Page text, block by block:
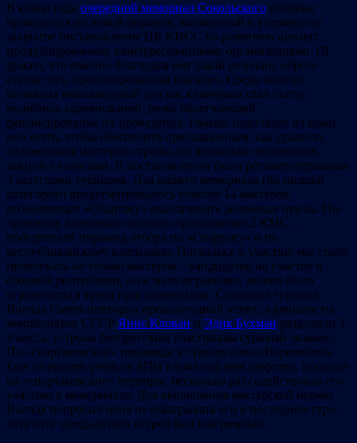
В конце года очередной мемориал Сокольского впервые
проводился по новой формуле, заложенной в упомянутое
закрытое постановление ЦК КПСС по развитию шахмат,
продублированное заинтересованными организациями. (Я
думаю, что именно благодаря ему такой резонанс обрела
статья трех, процитированная вначале). Среди многих
полезных нововведений для нас ключевым стал статус
подобных соревнований, резко облегчающий
финансирование их проведения. Раньше надо было из кожи
вон лезть, чтобы обеспечить приглашенным, как правило,
сильнейшим мастерам страны, по несколько оплаченных
лекций с сеансами. В постановлении были регламентированы
3 категории турниров. Для нашего мемориала (по низшей
категории) предусматривалось участие 14 мастеров,
позволяющее «Спартаку» выплачивать денежные призы. По-
прежнему ключевым осталось приглашение 2 КМС –
победителей пирамид отбора по «Спартаку» и по
республиканскому календарю. Поскольку к участию мы стали
привлекать не только мастеров – кандидатов на участие в
сборной республики, но и мало играющих, можно было
ограничиться тремя приглашенными. Старожил турнира
Володя Савон повторил прошлогодний успех, а финалисты
чемпионатов СССР Янис Клован и Эдик Бухман разделили 3-
4 места, устроив белорусским участникам суровый экзамен.
По «спартаковской» пирамиде в турнир попал Веремейчик.
Еще со времен учебы в БПИ я взял над ним шефство, посылал
на «спартаковские» турниры, несколько раз содействовал его
участию в мемориалах. Для выполнения мастерской нормы
Володя попросил меня не обыгрывать его в последнем туре,
хотя итог предыдущих встреч был разгромный.